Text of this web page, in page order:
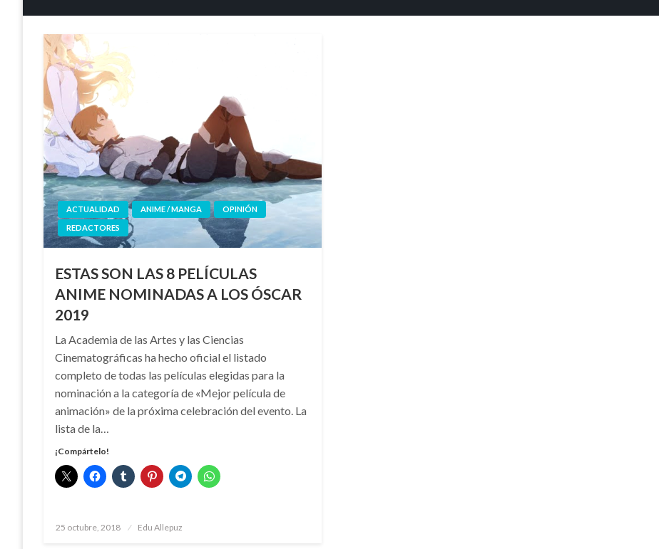
ACTUALIDAD ANIME / MANGA
OPINIÓN
REDACTORES
ESTAS SON LAS 8 PELÍCULAS
ANIME NOMINADAS A LOS ÓSCAR
2019
La Academia de las Artes y las Ciencias
Cinematográficas ha hecho oficial el listado
completo de todas las películas elegidas para la
nominación a la categoría de «Mejor película de
animación» de la próxima celebración del evento. La
lista de la…
¡Compártelo!
Publicado
25 octubre, 2018 Edu Allepuz